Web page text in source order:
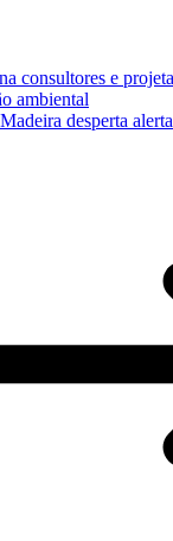
consultores e
ambiental
desperta